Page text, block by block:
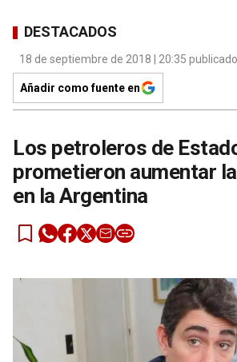
DESTACADOS
18 de septiembre de 2018 | 20:35
Añadir como fuente en
Los petroleros de
prometieron aumentar
en la Argentina